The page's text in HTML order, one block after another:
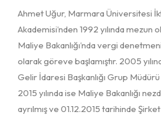
Ahmet Uğur, Marmara Üniversitesi
Akademisi’nden 1992 yılında mezun
Maliye Bakanlığı’nda vergi
olarak göreve başlamıştır. 2005
Gelir İdaresi Başkanlığı Grup Müdürü
2015 yılında ise Maliye Bakanlığı
ayrılmış ve 01.12.2015 tarihinde